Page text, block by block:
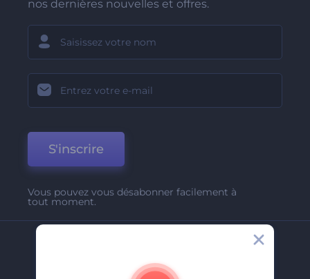
nos dernières nouvelles et offres.
S'inscrire
Vous pouvez vous désabonner facilement à
tout moment.
A Propos De Nous